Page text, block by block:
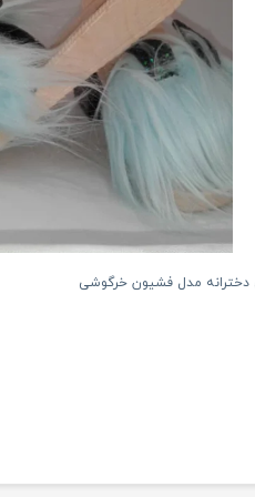
دخترانه مدل فشیون خرگوشی